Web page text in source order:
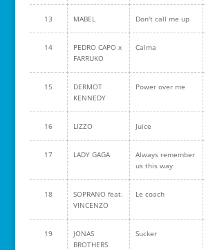
13 MABEL Don't call me up
14
PEDRO CAPO x
FARRUKO
Calma
15
DERMOT
KENNEDY
Power over me
16 LIZZO Juice
17 LADY GAGA
Always remember
us this way
18
SOPRANO feat.
VINCENZO
Le coach
19
JONAS
BROTHERS
Sucker